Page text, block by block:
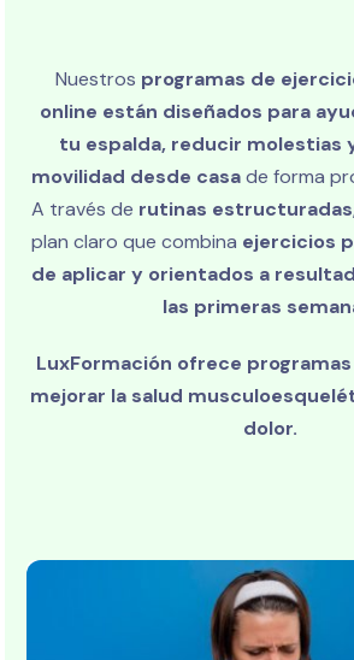
Nuestros programas de
online están diseñados para
tu espalda, reducir molestias
movilidad desde casade forma
A través de rutinas estructuradas
plan claro que combina ejercicios
de aplicar y orientados a
las primeras
LuxFormación ofrece
mejorar la salud
dolor.